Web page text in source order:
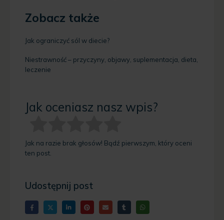
Zobacz także
Jak ograniczyć sól w diecie?
Niestrawność – przyczyny, objawy, suplementacja, dieta,
leczenie
Jak oceniasz nasz wpis?
Jak na razie brak głosów! Bądź pierwszym, który oceni
ten post.
Udostępnij post